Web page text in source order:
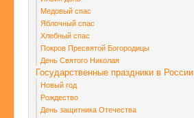
Медовый спас
Яблочный спас
Хлебный спас
Покров Пресвятой Богородицы
День Святого Николая
Государственные праздники в России
Новый год
Рождество
День защитника Отечества